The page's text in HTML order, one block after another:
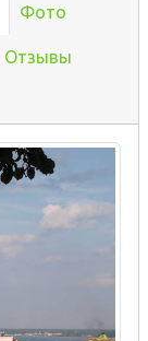
Фото
Отзывы